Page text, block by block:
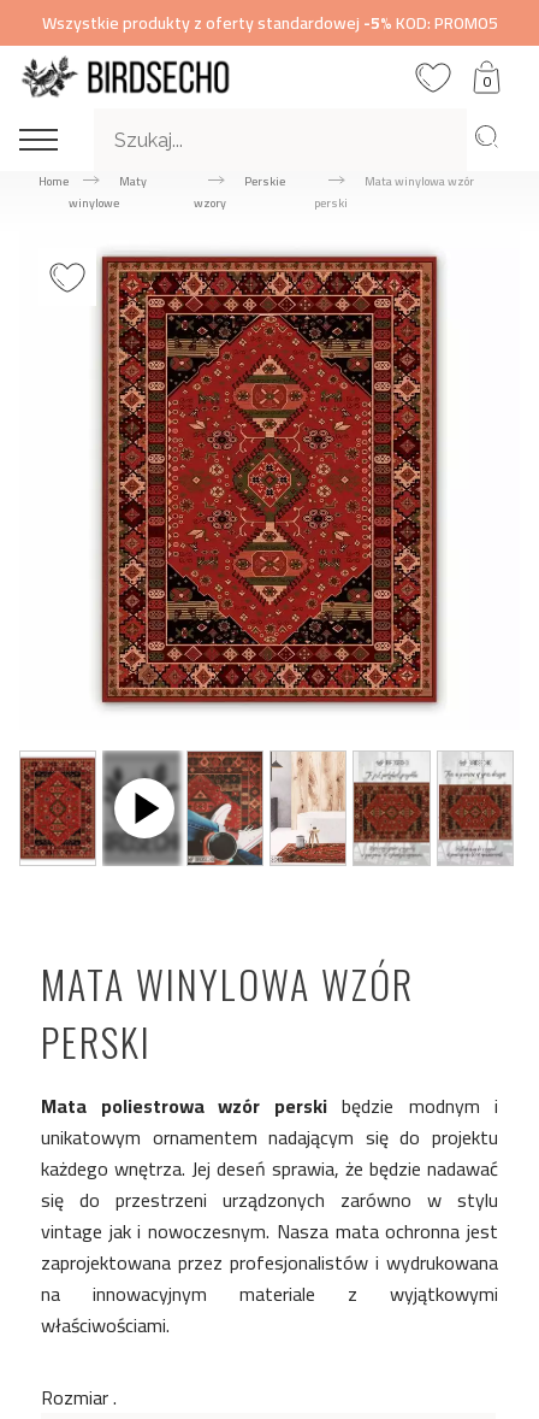
Wszystkie produkty z oferty standardowej-5%KOD: PROMO5
0
Home
Maty
winylowe
Perskie
wzory
Mata winylowa wzór
perski
MATA WINYLOWA WZÓR
PERSKI
Mata poliestrowa wzór perskibędzie modnym i
unikatowym ornamentem nadającym się do projektu
każdego wnętrza. Jej deseń sprawia, że będzie nadawać
się do przestrzeni urządzonych zarówno w stylu
vintage jak i nowoczesnym. Nasza mata ochronna jest
zaprojektowana przez profesjonalistów i wydrukowana
na innowacyjnym materiale z wyjątkowymi
właściwościami.
Rozmiar .